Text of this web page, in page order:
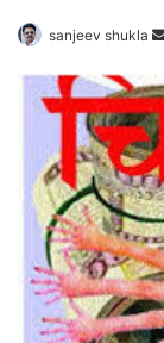
sanjeev shukla